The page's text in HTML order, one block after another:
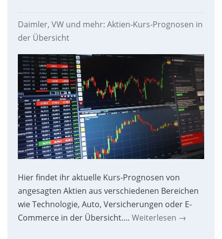
Daimler, VW und mehr: Aktien-Kurs-Prognosen in
der Übersicht
Hier findet ihr aktuelle Kurs-Prognosen von
angesagten Aktien aus verschiedenen Bereichen
wie Technologie, Auto, Versicherungen oder E-
Commerce in der Übersicht.… Weiterlesen →